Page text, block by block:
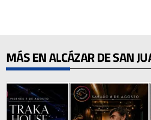
MÁS EN ALCÁZAR DE SAN